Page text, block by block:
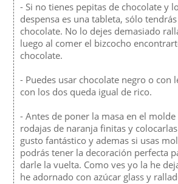
- Si no tienes pepitas de chocolate y
despensa es una tableta, sólo
chocolate. No lo dejes demasiado
luego al comer el bizcocho
chocolate.
- Puedes usar chocolate negro o con
con los dos queda igual de rico.
- Antes de poner la masa en el
rodajas de naranja finitas y
gusto fantástico y ademas si usas
podrás tener la decoración perfecta
darle la vuelta. Como ves yo la he
he adornado con azúcar glass y